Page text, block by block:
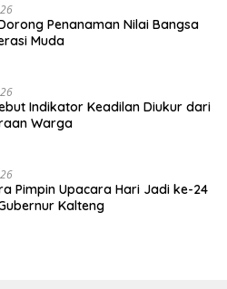
Penanaman Nilai Bangsa
Muda
Indikator Keadilan Diukur dari
Warga
Pimpin Upacara Hari Jadi ke-24
Kalteng